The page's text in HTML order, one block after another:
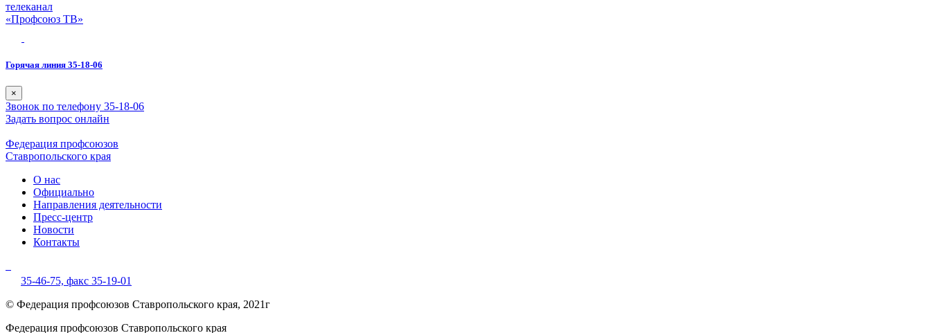
телеканал
«Профсоюз ТВ»
Горячая линия 35-18-06
×
Звонок по телефону 35-18-06
Задать вопрос онлайн
Федерация профсоюзов
Ставропольского края
О нас
Официально
Направления деятельности
Пресс-центр
Новости
Контакты
35-46-75, факс 35-19-01
© Федерация профсоюзов Ставропольского края, 2021г
Федерация профсоюзов Ставропольского края